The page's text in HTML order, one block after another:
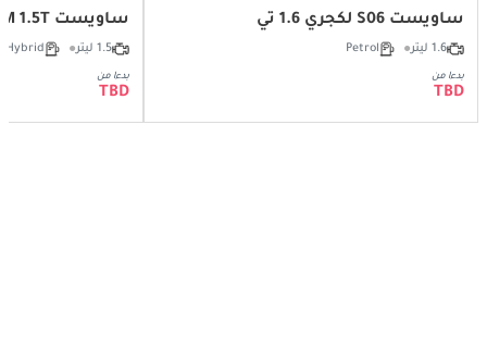
ساويست S06 لكجري 1.6 تي
1.6 ليتر Petrol
بدءا من
TBD
ساويست S06 DM 1.5T
1.5 ليتر Hybrid
بدءا من
TBD